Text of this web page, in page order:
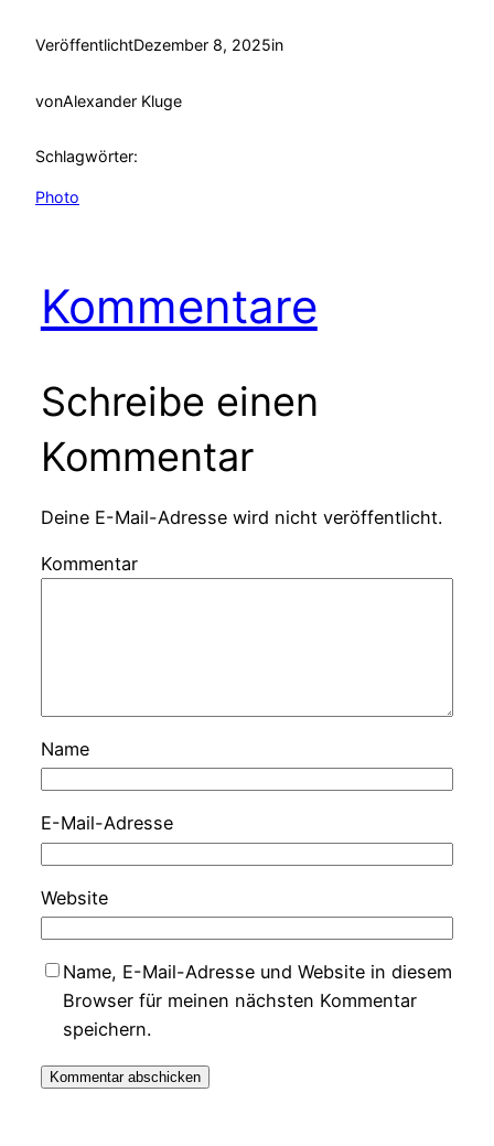
VeröffentlichtDezember 8, 2025in
vonAlexander Kluge
Schlagwörter:
Photo
Kommentare
Schreibe einen
Kommentar
Deine E-Mail-Adresse wird nicht veröffentlicht.
Kommentar
Name
E-Mail-Adresse
Website
Name, E-Mail-Adresse und Website in diesem
Browser für meinen nächsten Kommentar
speichern.